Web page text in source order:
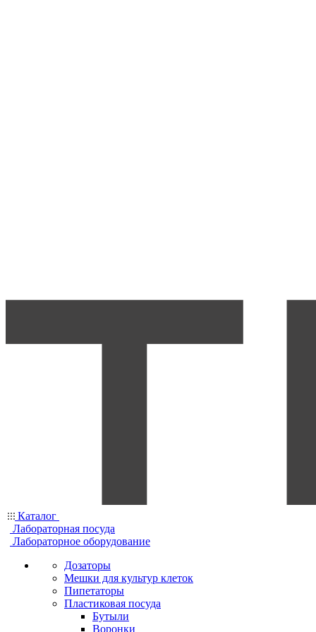
Каталог
Лабораторная посуда
Лабораторное оборудование
Дозаторы
Мешки для культур клеток
Пипетаторы
Пластиковая посуда
Бутыли
Воронки